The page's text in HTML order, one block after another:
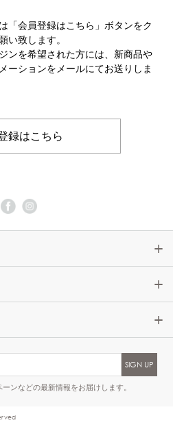
「会員登録はこちら」ボタンをク
い致します。
ンを希望された方には、新商品や
ーションをメールにてお送りしま
録はこちら
ンなどの最新情報をお届けします。